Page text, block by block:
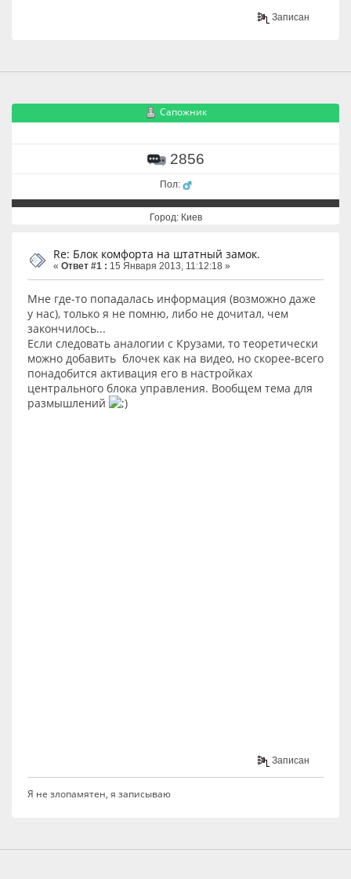
Записан
Сапожник
2856
Пол:
Город: Киев
Re: Блок комфорта на штатный замок.
« Ответ #1 : 15 Января 2013, 11:12:18 »
Мне где-то попадалась информация (возможно даже
у нас), только я не помню, либо не дочитал, чем
закончилось...
Если следовать аналогии с Крузами, то теоретически
можно добавить блочек как на видео, но скорее-всего
понадобится активация его в настройках
центрального блока управления. Вообщем тема для
размышлений
Записан
Я не злопамятен, я записываю